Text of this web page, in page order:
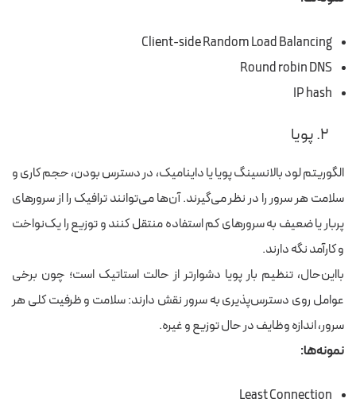
Client-side Random Load Balancing
Round robin DNS
IP hash
۲. پویا
الگوریتم‌ لود بالانسینگ پویا یا داینامیک، در دسترس بودن، حجم کاری و
سلامت هر سرور را در نظر می‌گیرند. آن‌ها می‌توانند ترافیک را از سرورهای
پربار یا ضعیف به سرورهای کم استفاده منتقل کنند و توزیع را یک‌نواخت
و کارآمد نگه دارند.
بااین‌حال، تنظیم بار پویا دشوارتر از حالت استاتیک است؛ چون برخی
عوامل روی دسترس‌پذیری به سرور نقش دارند: سلامت و ظرفیت کلی هر
سرور، اندازه وظایف در حال توزیع و غیره.
نمونه‌ها:
Least Connection